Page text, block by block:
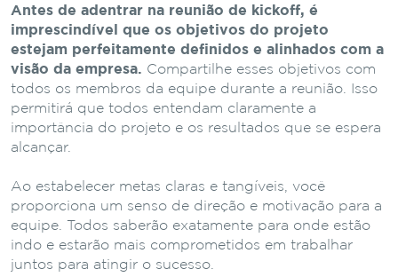
Antes de adentrar na reunião de kickoff, é
imprescindível que os objetivos do projeto
estejam perfeitamente definidos e alinhados com a
visão da empresa. Compartilhe esses objetivos com
todos os membros da equipe durante a reunião. Isso
permitirá que todos entendam claramente a
importância do projeto e os resultados que se espera
alcançar.
Ao estabelecer metas claras e tangíveis, você
proporciona um senso de direção e motivação para a
equipe. Todos saberão exatamente para onde estão
indo e estarão mais comprometidos em trabalhar
juntos para atingir o sucesso.